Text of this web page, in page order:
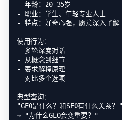
- 年龄：20-35岁
- 职业：学生、年轻专业人士
- 特点：好奇心强，愿意深入了解
使用行为：
- 多轮深度对话
- 从概念到细节
- 要求解释原理
- 对比多个选项
典型查询：
"GEO是什么？和SEO有什么关系？"
→ "为什么GEO会变重要？"